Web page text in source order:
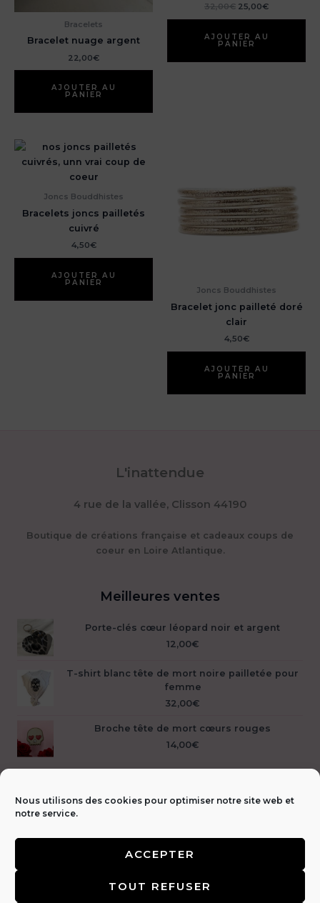
Nous utilisons des cookies pour optimiser notre site web et
notre service.
ACCEPTER
TOUT REFUSER
Bracelets
Bracelet nuage argent
22,00€
AJOUTER AU
PANIER
32,00€ Le
était :
32,00€.
25,00€Le
AJOUTER AU
PANIER
Joncs Bouddhistes
Bracelets joncs pailletés
cuivré
4,50€
AJOUTER AU
PANIER
Joncs Bouddhistes
Bracelet jonc pailleté doré
clair
4,50€
AJOUTER AU
PANIER
L'inattendue
4 rue de la vallée, Clisson 44190
Boutique de créations française et cadeaux coups de
coeur en Loire Atlantique.
Meilleures ventes
Porte-clés cœur léopard noir et argent
12,00€
T-shirt blanc tête de mort noire pailletée pour
femme
32,00€
Broche tête de mort cœurs rouges
14,00€
CGV & Mentions légales ⚖️|